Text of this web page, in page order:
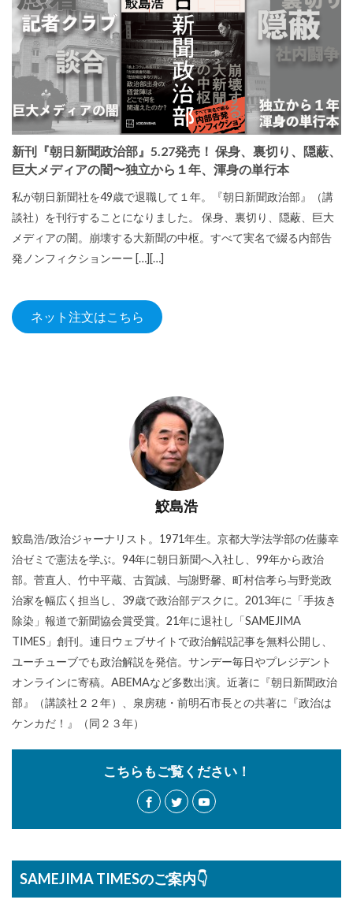
新刊『朝日新聞政治部』5.27発売！ 保身、裏切り、隠蔽、
巨大メディアの闇〜独立から１年、渾身の単行本
私が朝日新聞社を49歳で退職して１年。『朝日新聞政治部』（講
談社）を刊行することになりました。 保身、裏切り、隠蔽、巨大
メディアの闇。崩壊する大新聞の中枢。すべて実名で綴る内部告
発ノンフィクションーー […][…]
ネット注文はこちら
鮫島浩
鮫島浩/政治ジャーナリスト。1971年生。京都大学法学部の佐藤幸
治ゼミで憲法を学ぶ。94年に朝日新聞へ入社し、99年から政治
部。菅直人、竹中平蔵、古賀誠、与謝野馨、町村信孝ら与野党政
治家を幅広く担当し、39歳で政治部デスクに。2013年に「手抜き
除染」報道で新聞協会賞受賞。21年に退社し「SAMEJIMA
TIMES」創刊。連日ウェブサイトで政治解説記事を無料公開し、
ユーチューブでも政治解説を発信。サンデー毎日やプレジデント
オンラインに寄稿。ABEMAなど多数出演。近著に『朝日新聞政治
部』（講談社２２年）、泉房穂・前明石市長との共著に『政治は
ケンカだ！』（同２３年）
こちらもご覧ください！
SAMEJIMA TIMESのご案内👇